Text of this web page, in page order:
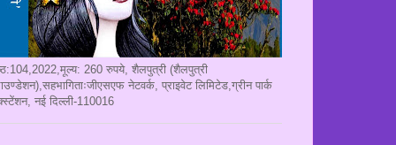
260 रुपये, शैलपुत्री (शैलपुत्री
नेटवर्क, प्राइवेट लिमिटेड,ग्रीन पार्क
नई दिल्ली-110016